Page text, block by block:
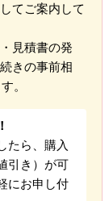
てご案内して
見積書の発
きの事前相
。
たら、購入
引き）が可
にお申し付